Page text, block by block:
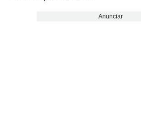
Anunciar